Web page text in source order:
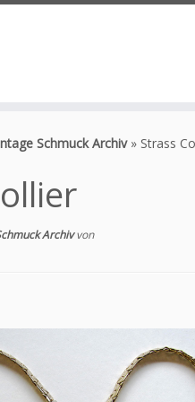
Schmuck Archiv » Strass
Archivvon